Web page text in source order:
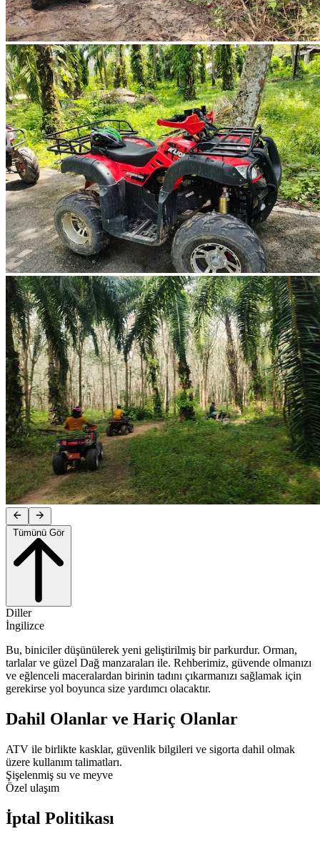
Tümünü Gör
Diller
İngilizce
Bu, biniciler düşünülerek yeni geliştirilmiş bir parkurdur. Orman,
tarlalar ve güzel Dağ manzaraları ile. Rehberimiz, güvende olmanızı
ve eğlenceli maceralardan birinin tadını çıkarmanızı sağlamak için
gerekirse yol boyunca size yardımcı olacaktır.
Dahil Olanlar ve Hariç Olanlar
ATV ile birlikte kasklar, güvenlik bilgileri ve sigorta dahil olmak
üzere kullanım talimatları.
Şişelenmiş su ve meyve
Özel ulaşım
İptal Politikası